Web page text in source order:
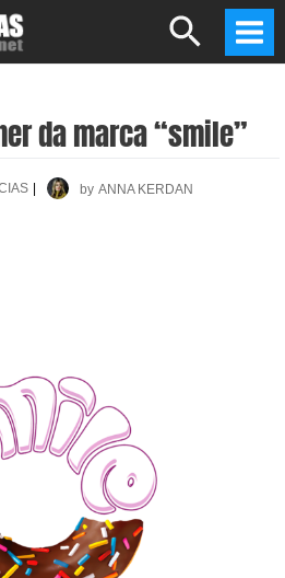
Search
da marca “smile”
by ANNA KERDAN